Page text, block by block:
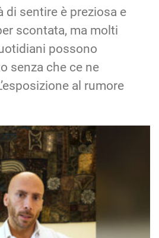
di sentire è preziosa e
scontata, ma molti
possono
senza che ce ne
al rumore